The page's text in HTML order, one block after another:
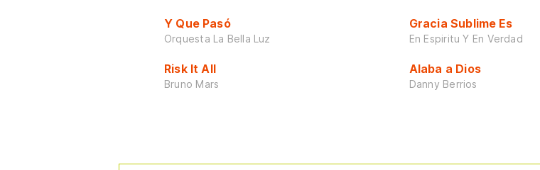
Y Que Pasó
Orquesta La Bella Luz
Risk It All
Bruno Mars
Gracia Sublime Es
En Espiritu Y En Verdad
Alaba a Dios
Danny Berrios